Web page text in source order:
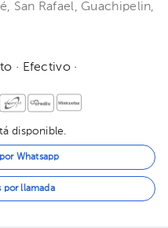
San Rafael, Guachipelin,
· Efectivo ·
disponible.
Whatsapp
por llamada